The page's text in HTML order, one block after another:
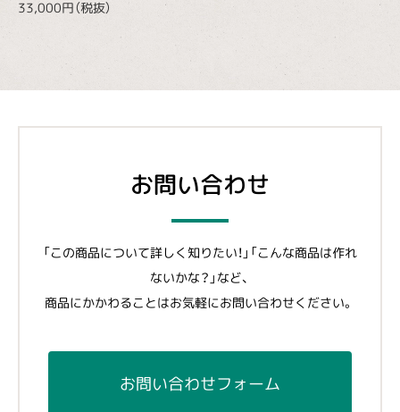
33,000円（税抜）
お問い合わせ
「この商品について詳しく知りたい！」「こんな商品は作れ
ないかな？」など、
商品にかかわることはお気軽にお問い合わせください。
お問い合わせフォーム